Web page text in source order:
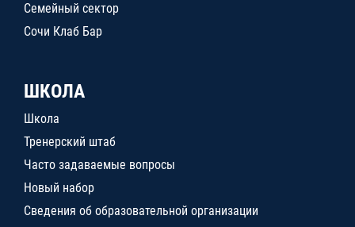
Семейный сектор
Сочи Клаб Бар
ШКОЛА
Школа
Тренерский штаб
Часто задаваемые вопросы
Новый набор
Сведения об образовательной организации